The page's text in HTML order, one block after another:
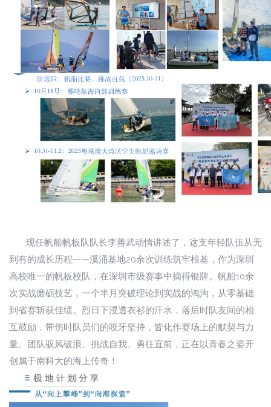
现任帆船帆板队队长李善武动情讲述了，这支年轻队伍从无
到有的成长历程——溪涌基地20余次训练筑牢根基，作为深圳
高校唯一的帆板校队，在深圳市级赛事中摘得银牌。帆船10余
次实战磨砺技艺，一个半月突破理论到实战的鸿沟，从零基础
到省赛斩获佳绩。烈日下浸透衣衫的汗水，落后时队友间的相
互鼓励，带伤时队员们的咬牙坚持，皆化作赛场上的默契与力
量。团队驭风破浪、挑战自我、勇往直前，正在以青春之姿开
创属于南科大的海上传奇！